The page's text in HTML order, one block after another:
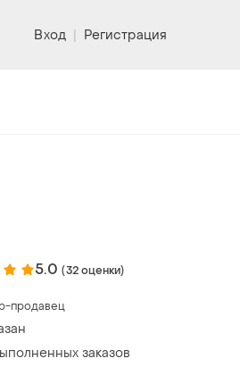
Вход | Регистрация
5.0 (32 оценки)
продавец
заказов